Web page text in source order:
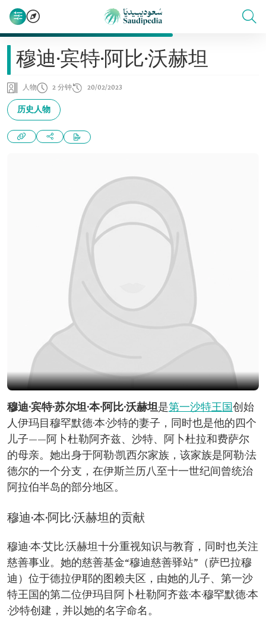
穆迪·宾特·阿比·沃赫坦
人物 2 分钟 20/02/2023
历史人物
穆迪·宾特·苏尔坦·本·阿比·沃赫坦是第一沙特王国创始
人伊玛目穆罕默德·本·沙特的妻子，同时也是他的四个
儿子——阿卜杜勒阿齐兹、沙特、阿卜杜拉和费萨尔
的母亲。她出身于阿勒·凯西尔家族，该家族是阿勒·法
德尔的一个分支，在伊斯兰历八至十一世纪间曾统治
阿拉伯半岛的部分地区。
穆迪·本·阿比·沃赫坦的贡献
穆迪·本·艾比·沃赫坦十分重视知识与教育，同时也关注
慈善事业。她的慈善基金“穆迪慈善驿站”（萨巴拉穆
迪）位于德拉伊耶的图赖夫区，由她的儿子、第一沙
特王国的第二位伊玛目阿卜杜勒阿齐兹·本·穆罕默德·本
·沙特创建，并以她的名字命名。